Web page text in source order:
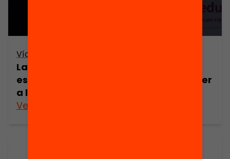
Vídeo
La inspecció educativa a examen:
estratègies i modalitats d’inspecció per
a l’èxit educatiu
Veure’n més